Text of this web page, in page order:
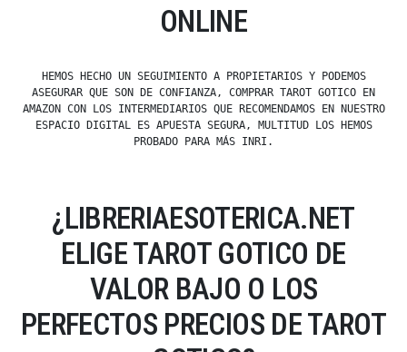
ONLINE
HEMOS HECHO UN SEGUIMIENTO A PROPIETARIOS Y PODEMOS
ASEGURAR QUE SON DE CONFIANZA, COMPRAR TAROT GOTICO EN
AMAZON CON LOS INTERMEDIARIOS QUE RECOMENDAMOS EN NUESTRO
ESPACIO DIGITAL ES APUESTA SEGURA, MULTITUD LOS HEMOS
PROBADO PARA MÁS INRI.
¿LIBRERIAESOTERICA.NET
ELIGE TAROT GOTICO DE
VALOR BAJO O LOS
PERFECTOS PRECIOS DE TAROT